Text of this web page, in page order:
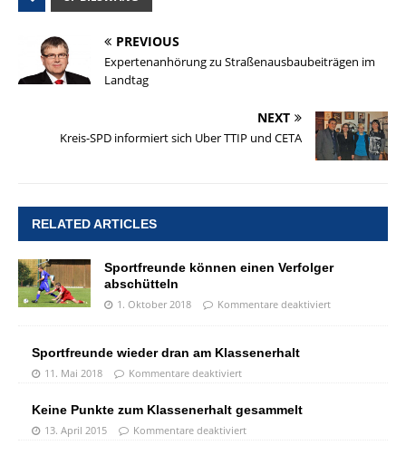
PREVIOUS
Expertenanhörung zu Straßenausbaubeiträgen im
Landtag
NEXT
Kreis-SPD informiert sich Uber TTIP und CETA
RELATED ARTICLES
Sportfreunde können einen Verfolger
abschütteln
1. Oktober 2018 Kommentare deaktiviert
Sportfreunde wieder dran am Klassenerhalt
11. Mai 2018 Kommentare deaktiviert
Keine Punkte zum Klassenerhalt gesammelt
13. April 2015 Kommentare deaktiviert